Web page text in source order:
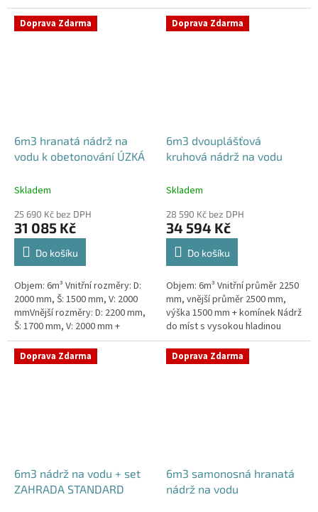
bez potřeby obetonování
Průměr...
komínek Nádrž vhodná pod
parkovací stání, komunikace i
terasy...
Doprava Zdarma
6m3 hranatá nádrž na
vodu k obetonování ÚZKÁ
Skladem
25 690 Kč bez DPH
31 085 Kč
Do košíku
Objem: 6m³ Vnitřní rozměry: D:
2000 mm, Š: 1500 mm, V: 2000
mmVnější rozměry: D: 2200 mm,
Š: 1700 mm, V: 2000 mm +
komínek Nádrž vhodná pod
parkovací stání, komunikace i
terasy...
Doprava Zdarma
6m3 dvouplášťová
kruhová nádrž na vodu
Skladem
28 590 Kč bez DPH
34 594 Kč
Do košíku
Objem: 6m³ Vnitřní průměr 2250
mm, vnější průměr 2500 mm,
výška 1500 mm + komínek Nádrž
do míst s vysokou hladinou
spodní vody - pojízdná Průměr a
umístění přítoku/ů, odtoku/ů...
Doprava Zdarma
6m3 nádrž na vodu + set
ZAHRADA STANDARD
Doprava Zdarma
6m3 samonosná hranatá
nádrž na vodu